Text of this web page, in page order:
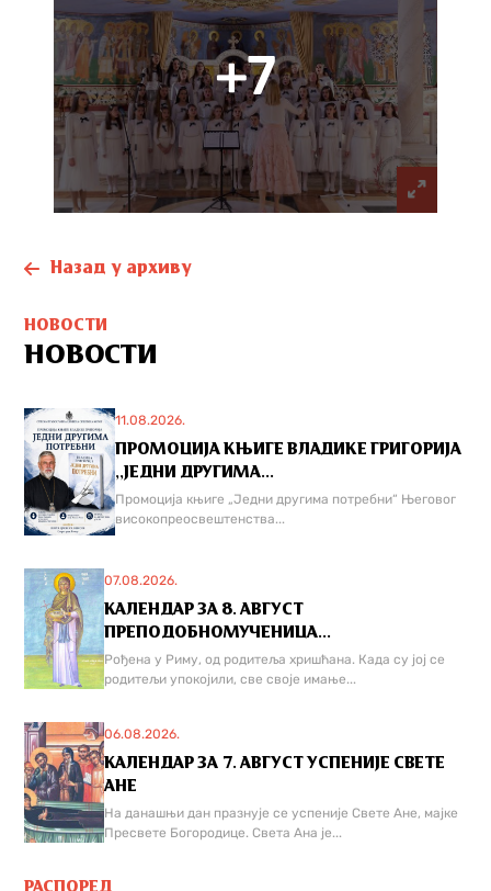
+7
Назад у архиву
НОВОСТИ
НОВОСТИ
11.08.2026.
ПРОМОЦИЈА КЊИГЕ ВЛАДИКЕ ГРИГОРИЈА
,,ЈЕДНИ ДРУГИМА...
Промоција књиге „Једни другима потребни“ Његовог
високопреосвештенства...
07.08.2026.
КАЛЕНДАР ЗА 8. АВГУСТ
ПРЕПОДОБНОМУЧЕНИЦА...
Рођена у Риму, од родитеља хришћана. Када су јој се
родитељи упокојили, све своје имање...
06.08.2026.
КАЛЕНДАР ЗА 7. АВГУСТ УСПЕНИЈЕ СВЕТЕ
АНЕ
На данашњи дан празнује се успеније Свете Ане, мајке
Пресвете Богородице. Света Ана је...
РАСПОРЕД